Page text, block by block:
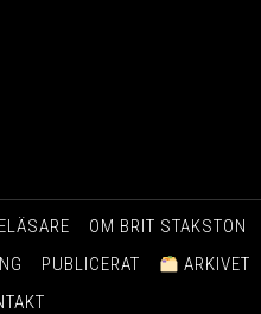
OM BRIT STAKSTON
PUBLICERAT
ARKIVET